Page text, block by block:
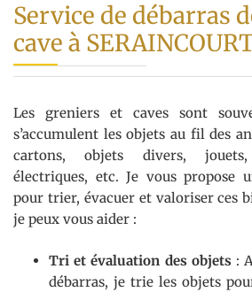
Service de débarras
cave à
Les greniers et caves sont
s’accumulent les objets au fil des
cartons, objets divers,
électriques, etc. Je vous propose
pour trier, évacuer et valoriser ces
je peux vous aider :
Tri et évaluation des objets:
débarras, je trie les objets